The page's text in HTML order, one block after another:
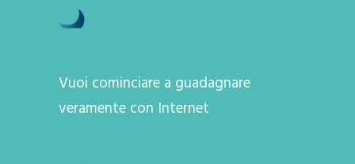
Vuoi cominciare a guadagnare
veramente con Internet